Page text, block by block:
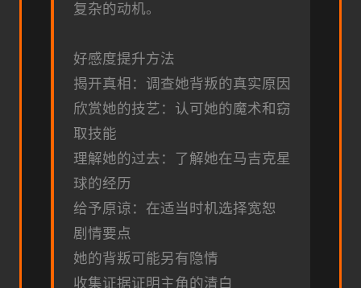
复杂的动机。
好感度提升方法
揭开真相：调查她背叛的真实原因
欣赏她的技艺：认可她的魔术和窃
取技能
理解她的过去：了解她在马吉克星
球的经历
给予原谅：在适当时机选择宽恕
剧情要点
她的背叛可能另有隐情
收集证据证明主角的清白